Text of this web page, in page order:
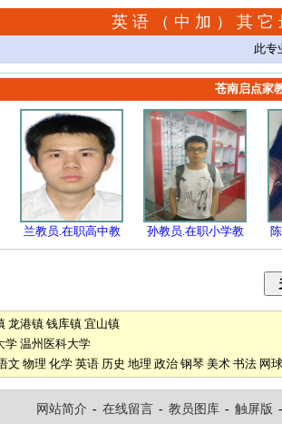
英语（中加）其
此专
苍南启点家
兰教员.在职高中教 孙教员.在职小学教
龙港镇 钱库镇 宜山镇
学 温州医科大学
文 物理 化学 英语 历史 地理 政治 钢琴 美术 书法 网球
网站简介 - 在线留言 - 教员图库 - 触屏版